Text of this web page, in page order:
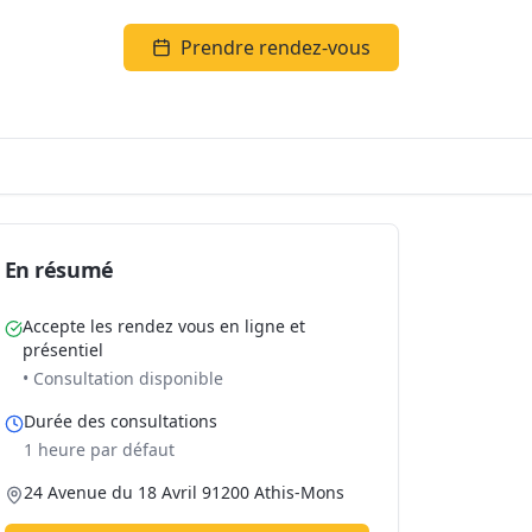
Prendre rendez-vous
En résumé
Accepte les rendez vous en ligne et
présentiel
• Consultation disponible
Durée des consultations
1 heure par défaut
24 Avenue du 18 Avril 91200 Athis-Mons